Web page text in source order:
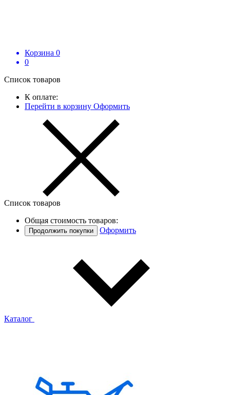
Корзина 0
0
Список товаров
К оплате:
Перейти в корзину Оформить
Список товаров
Общая стоимость товаров:
Продолжить покупки Оформить
Каталог